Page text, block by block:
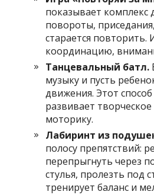
показывает
повороты,
старается повторить.
координацию,
Танцевальный батл.
музыку и пусть
движения. Этот
развивает
моторику.
Лабиринт из
полосу препятствий:
перепрыгнуть через
стулья, пролезть под
тренирует баланс и